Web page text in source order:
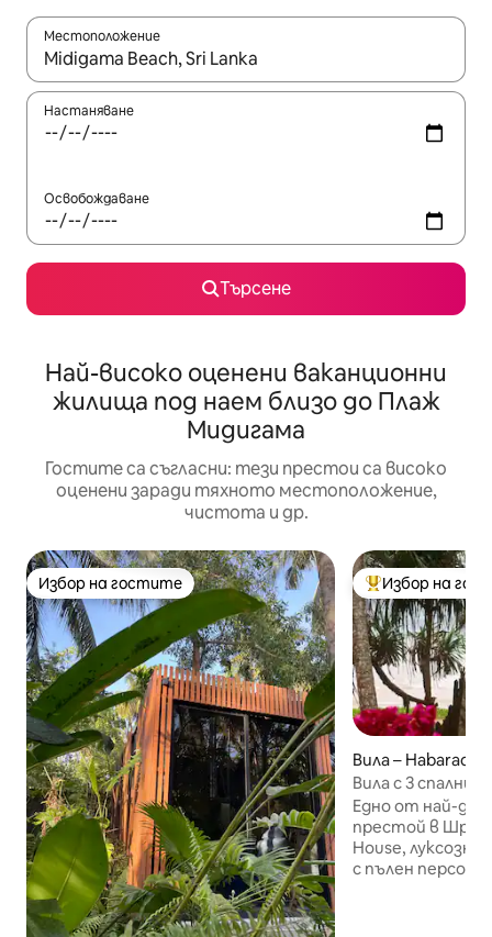
Местоположение
Когато резултатите се покажат, използвайте
Настаняване
Освобождаване
Търсене
Най-високо оценени ваканционни
жилища под наем близо до Плаж
Мидигама
Гостите са съгласни: тези престои са високо
оценени заради тяхното местоположение,
чистота и др.
Избор на гостите
Избор на гостите Най-популярен
Избор на
Вила –
Вила с 3 спални
готвач и
Едно от най-
престой в Шри
House, луксозна
с пълен